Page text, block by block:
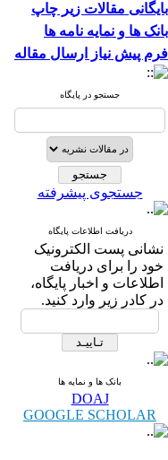
بایگانی مقالات زیر چاپ
بانک ها و نمایه نامه ها
فرم پیش نیاز ارسال مقاله
جستجو در پایگاه
جستجوی پیشرفته
دریافت اطلاعات پایگاه
نشانی پست الکترونیک
خود را برای دریافت
اطلاعات و اخبار پایگاه،
در کادر زیر وارد کنید.
بانک ها و نمایه ها
DOAJ
GOOGLE SCHOLAR